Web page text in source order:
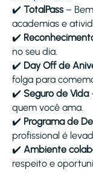
✔️ TotalPass –
academias e
✔️
no seu dia.
✔️ Day Off de
folga para
✔️ Seguro de Vida
quem você ama.
✔️ Programa de
profissional é
✔️ Ambiente
respeito e